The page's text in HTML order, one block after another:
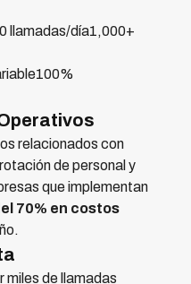
llamadas/día1,000+
relacionados con
de personal y
que implementan
70% en costos
miles de llamadas